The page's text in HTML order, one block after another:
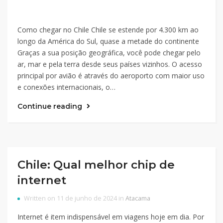
Como chegar no Chile Chile se estende por 4.300 km ao
longo da América do Sul, quase a metade do continente
Graças a sua posição geográfica, você pode chegar pelo
ar, mar e pela terra desde seus países vizinhos. O acesso
principal por avião é através do aeroporto com maior uso
e conexões internacionais, o…
Continue reading
Chile: Qual melhor chip de
internet
Written on 11 de junho de 2024 in Atacama
Internet é item indispensável em viagens hoje em dia. Por